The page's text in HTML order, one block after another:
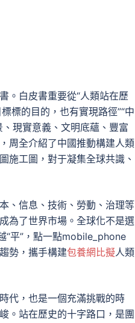
。白皮書重要從“人類站在歷
標的目的，也有實現路徑”“中
現實意義、文明底蘊、豐富
周全介紹了中國推動構建人類
施工圖，對于凝集全球共識、
、信息、技術、勞動、治理等
為了世界市場。全球化不是選
“平”，點一點mobile_phone
勢，攜手構建包養網比擬人類
代，也是一個充滿挑戰的時
。站在歷史的十字路口，是團